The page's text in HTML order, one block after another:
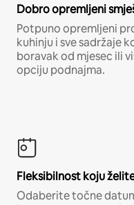
Dobro opremljeni
Potpuno opremljeni
kuhinju i sve sadržaje
boravak od mjesec ili
opciju podnajma.
Fleksibilnost koju
Odaberite točne